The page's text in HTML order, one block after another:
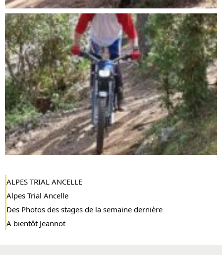
ALPES TRIAL ANCELLE
Alpes Trial Ancelle
Des Photos des stages de la semaine dernière
A bientôt Jeannot